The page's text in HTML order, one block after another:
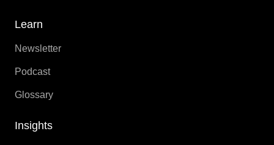
Learn
Newsletter
Podcast
Glossary
Insights